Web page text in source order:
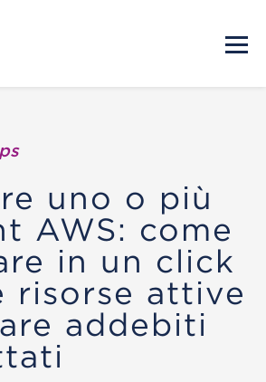
uno o più
AWS: come
in un click
risorse attive
addebiti